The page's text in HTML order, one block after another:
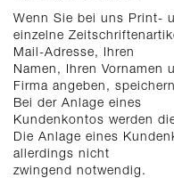
Wenn Sie bei uns Print-
einzelne
Mail-Adresse, Ihren
Namen, Ihren Vornamen
Firma angeben,
Bei der Anlage eines
Kundenkontos werden
Die Anlage eines
allerdings nicht
zwingend notwendig.